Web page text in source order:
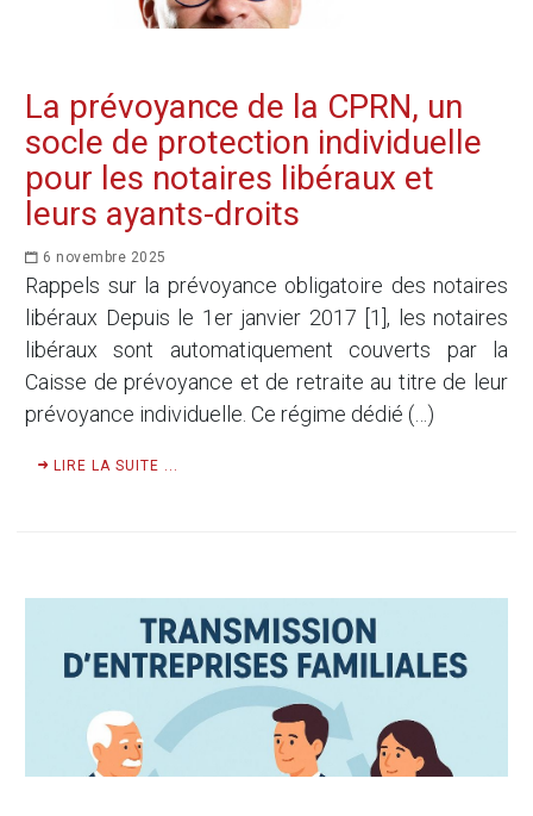
La prévoyance de la CPRN, un
socle de protection individuelle
pour les notaires libéraux et
leurs ayants-droits
6 novembre 2025
Rappels sur la prévoyance obligatoire des notaires
libéraux Depuis le 1er janvier 2017 [1], les notaires
libéraux sont automatiquement couverts par la
Caisse de prévoyance et de retraite au titre de leur
prévoyance individuelle. Ce régime dédié (…)
LIRE LA SUITE ...